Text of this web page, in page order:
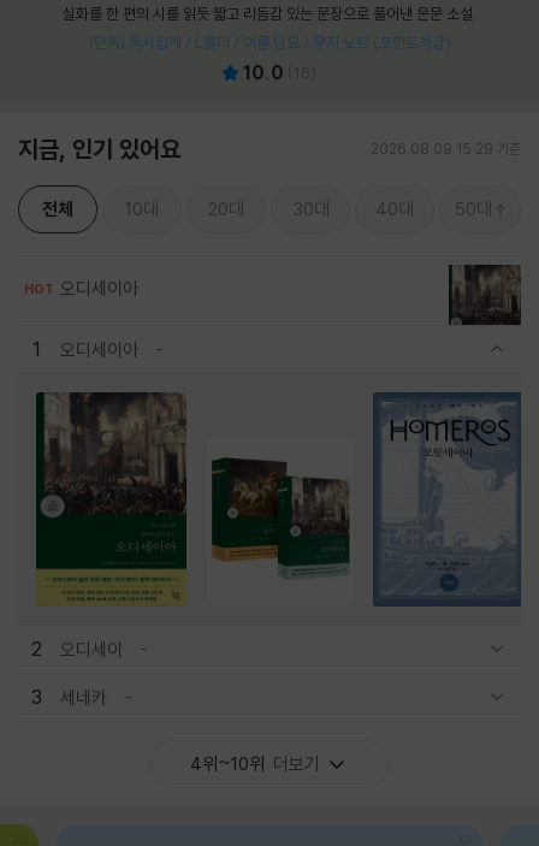
실화를 한 편의 시를 읽듯 짧고 리듬감 있는 문장으로 풀어낸 운문 소설.
[단독] 독서집게 / L홀더 / 여름 담요 / 무지 노트 (포인트차감)
10.0
지금, 인기 있어요 2026.08.09 15:29 기준
전체 10대 20대 30대 40대 50대
HOT 오디세이아
1 오디세이아
2 오디세이
3 세네카
4위~10위 더보기